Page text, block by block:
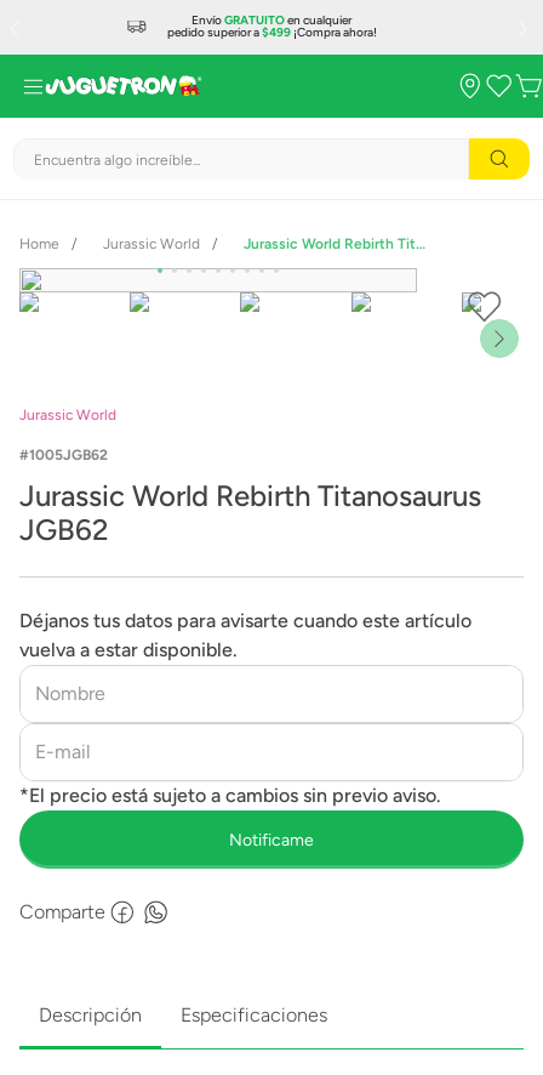
EnvíoGRATUITOen cualquier
pedido superior a$499¡Compra ahora!
Encuentra algo increíble...
Jurassic World Jurassic World Rebirth Titanosaurus JGB62
Jurassic World
1005JGB62
Jurassic World Rebirth Titanosaurus
JGB62
Déjanos tus datos para avisarte cuando este artículo
vuelva a estar disponible.
Comparte
Descripción Especificaciones